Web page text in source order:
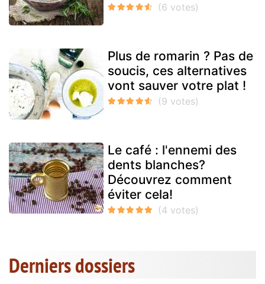
Plus de romarin ? Pas de
soucis, ces alternatives
vont sauver votre plat !
Le café : l'ennemi des
dents blanches?
Découvrez comment
éviter cela!
Derniers dossiers